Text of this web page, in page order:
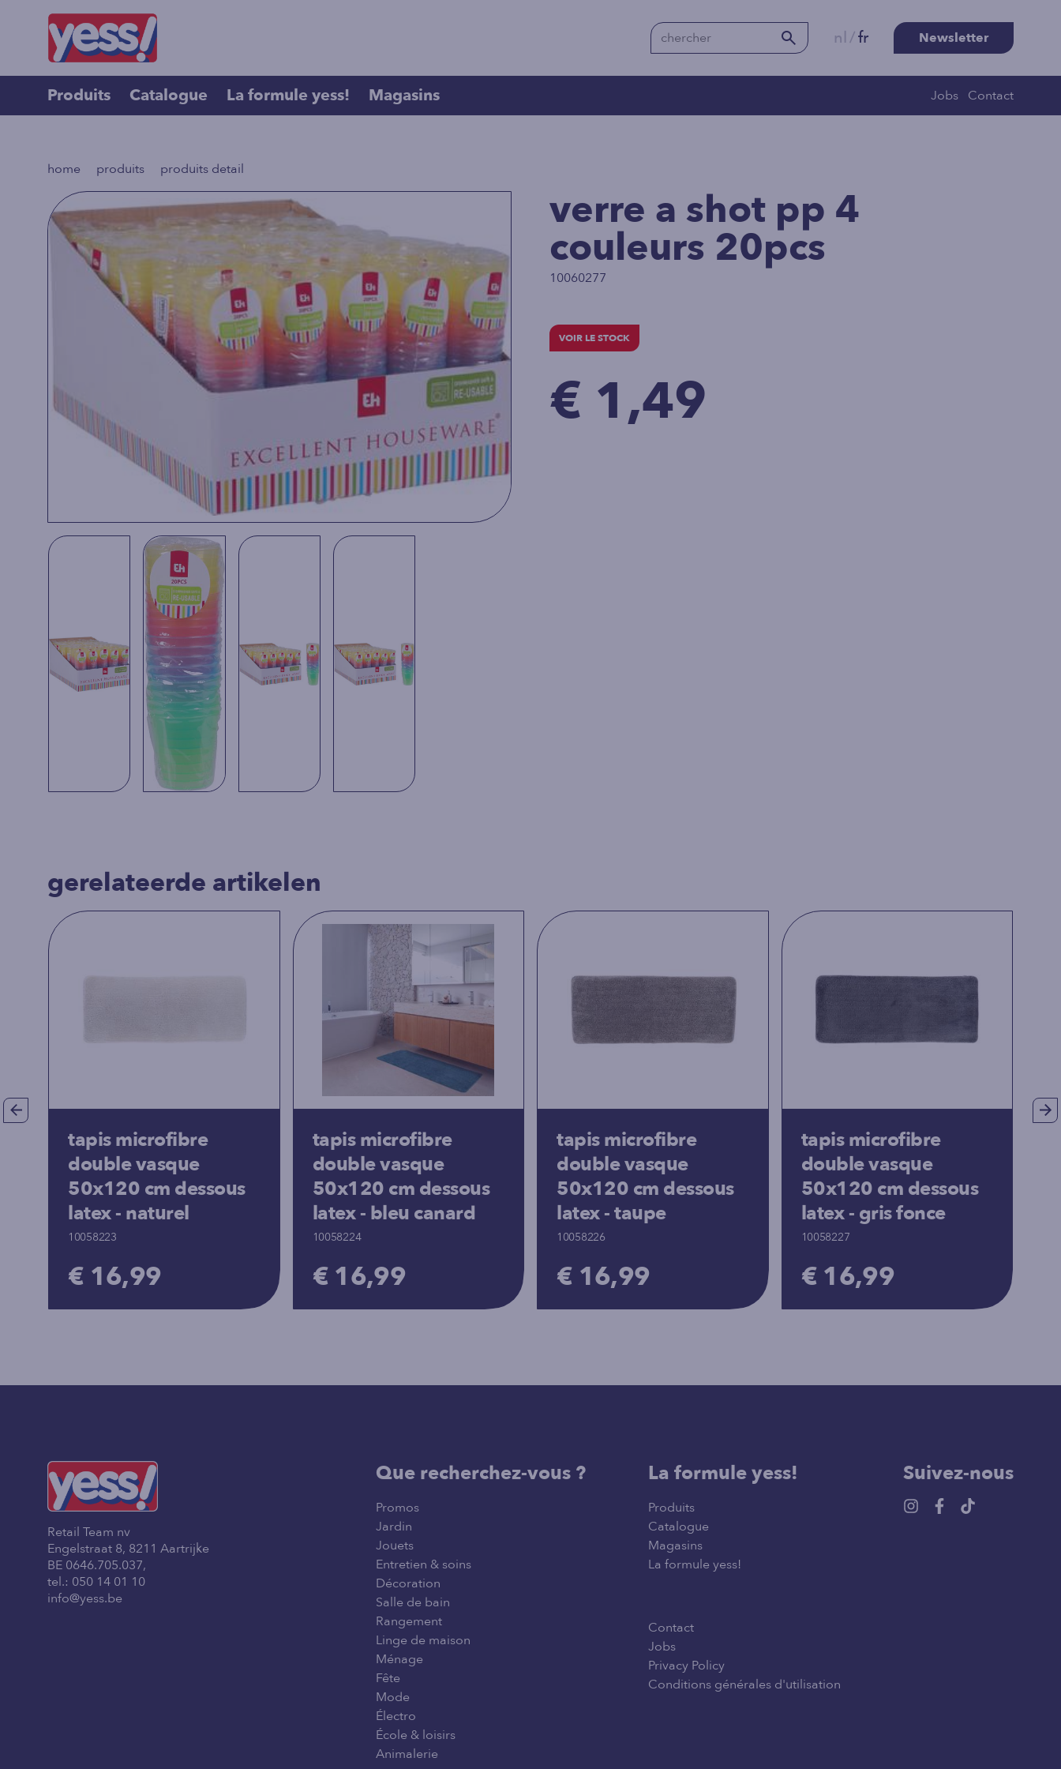
nl/fr Newsletter
Produits Catalogue La formule yess! Magasins Jobs Contact
home produits produits detail
verre a shot pp 4
couleurs 20pcs
10060277
VOIR LE STOCK
€ 1,49
gerelateerde artikelen
tapis microfibre
double vasque
50x120 cm dessous
latex - naturel
10058223
€ 16,99
tapis microfibre
double vasque
50x120 cm dessous
latex - bleu canard
10058224
€ 16,99
tapis microfibre
double vasque
50x120 cm dessous
latex - taupe
10058226
€ 16,99
tapis microfibre
double vasque
50x120 cm dessous
latex - gris fonce
10058227
€ 16,99
Retail Team nv
Engelstraat 8, 8211 Aartrijke
BE 0646.705.037,
tel.: 050 14 01 10
info@yess.be
Que recherchez-vous ?
Promos
Jardin
Jouets
Entretien & soins
Décoration
Salle de bain
Rangement
Linge de maison
Ménage
Fête
Mode
Électro
École & loisirs
Animalerie
La formule yess!
Produits
Catalogue
Magasins
La formule yess!
Contact
Jobs
Privacy Policy
Conditions générales d'utilisation
Suivez-nous